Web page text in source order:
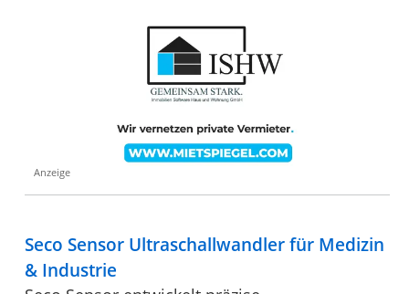
Anzeige
Seco Sensor Ultraschallwandler für Medizin
& Industrie